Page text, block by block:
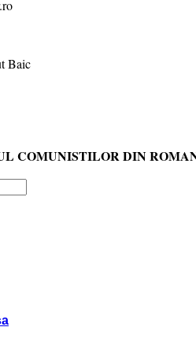
Baic
COMUNISTILOR DIN